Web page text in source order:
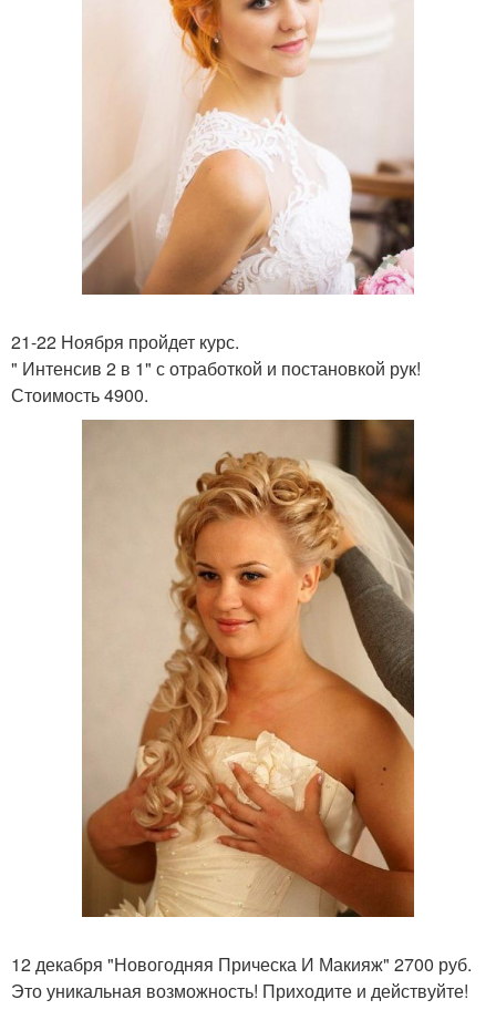
21-22 Ноября пройдет курс.
" Интенсив 2 в 1" с отработкой и постановкой рук!
Стоимость 4900.
12 декабря "Новогодняя Прическа И Макияж" 2700 руб.
Это уникальная возможность! Приходите и действуйте!